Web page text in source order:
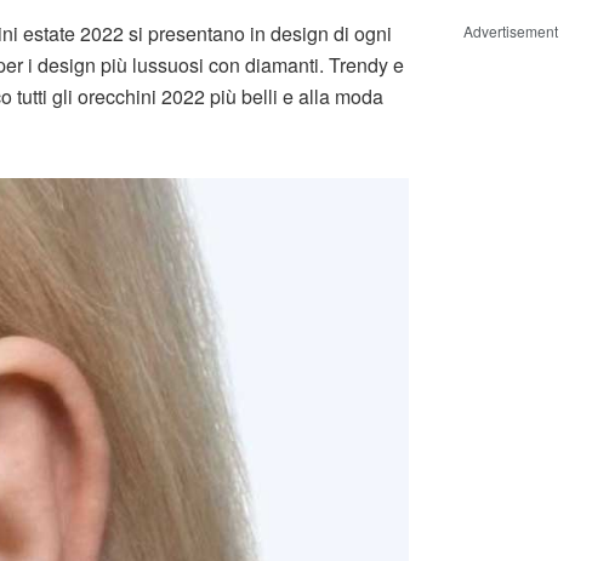
estate 2022 si presentano in design di ogni
i design più lussuosi con diamanti. Trendy e
tutti gli orecchini 2022 più belli e alla moda
Advertisement